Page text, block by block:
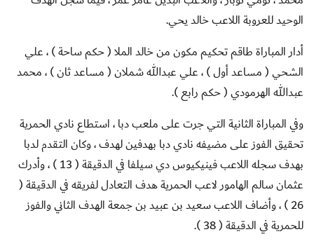
الوحيد للعروبة اللاعب خالد يحي.
أدار المباراة طاقم تحكيم مكون من خالد الملا ( حكم ساحة ) ، علي
الشحي ( مساعد أول ) ، علي عبدالله شملان ( مساعد ثان ) ، محمد
عبدالله الهرمودي ( حكم رابع ).
وفي المباراة الثانية التي جرت على ملعب دبا ، استطاع نادي الحمرية
تحقيق الفوز على مضيفه نادي دبا بهدفين لهدف ، وكان التقدم لدبا
بهدف سجله اللاعب فينيكيوس دي سيلفا في الدقيقة ( 13 ) ، وأدرك
عثمان سالم الهامور لاعب الحمرية هدف التعادل لفريقه في الدقيقة (
26 ) ، وأضاف اللاعب سعيد بن عبيد بن جمعة الهدف الثاني والفوز
للحمرية في الدقيقة ( 38 ).